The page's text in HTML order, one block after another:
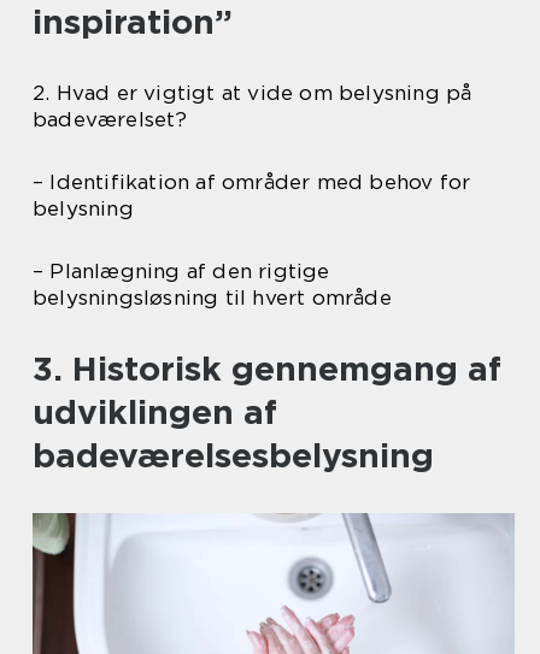
inspiration”
2. Hvad er vigtigt at vide om belysning på
badeværelset?
– Identifikation af områder med behov for
belysning
– Planlægning af den rigtige
belysningsløsning til hvert område
3. Historisk gennemgang af
udviklingen af
badeværelsesbelysning